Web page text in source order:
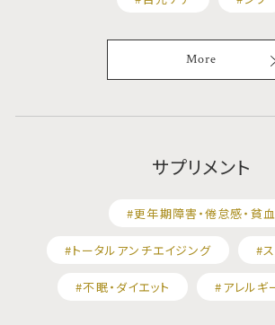
More
サプリメント
#更年期障害・倦怠感・貧血
#トータルアンチエイジング #
#不眠・ダイエット #アレルギ